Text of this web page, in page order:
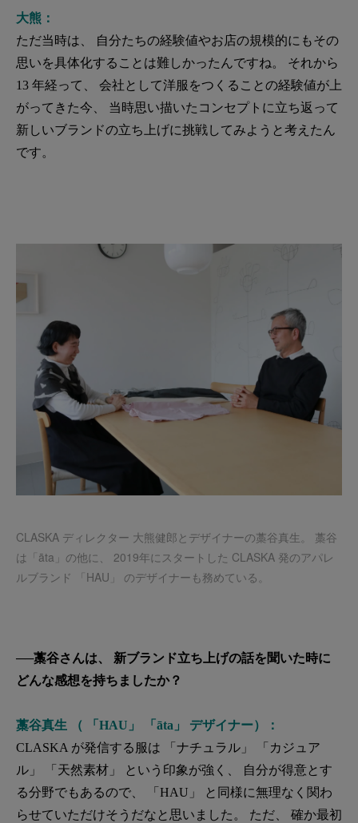
大熊：
ただ当時は、 自分たちの経験値やお店の規模的にもその
思いを具体化することは難しかったんですね。 それから
13 年経って、 会社として洋服をつくることの経験値が上
がってきた今、 当時思い描いたコンセプトに立ち返って
新しいブランドの立ち上げに挑戦してみようと考えたん
です。
CLASKA ディレクター 大熊健郎とデザイナーの藁谷真生。 藁谷
は「āta」の他に、 2019年にスタートした CLASKA 発のアパレ
ルブランド 「HAU」 のデザイナーも務めている。
──藁谷さんは、 新ブランド立ち上げの話を聞いた時に
どんな感想を持ちましたか？
藁谷真生 （ 「HAU」 「āta」 デザイナー）：
CLASKA が発信する服は 「ナチュラル」 「カジュア
ル」 「天然素材」 という印象が強く、 自分が得意とす
る分野でもあるので、 「HAU」 と同様に無理なく関わ
らせていただけそうだなと思いました。 ただ、 確か最初